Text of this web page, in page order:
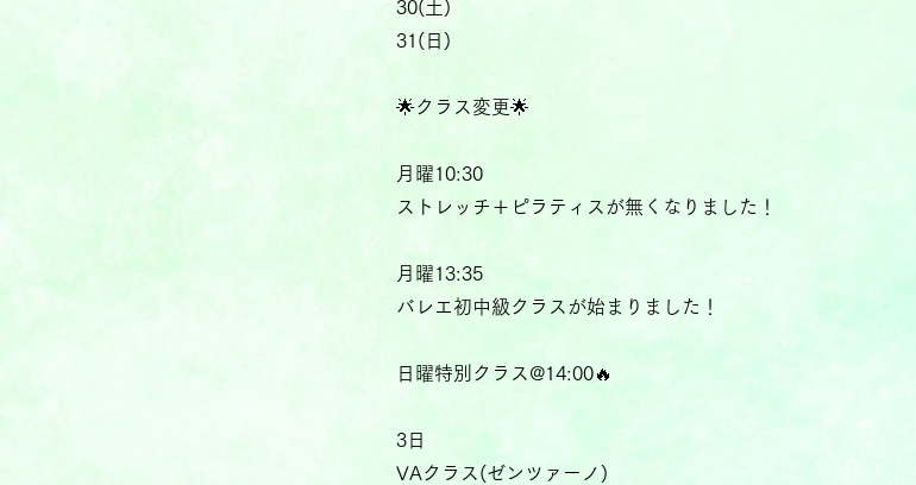
30(土)
31(日)
🌟クラス変更🌟
月曜10:30
ストレッチ＋ピラティスが無くなりました！
月曜13:35
バレエ初中級クラスが始まりました！
日曜特別クラス@14:00🔥
3日
VAクラス(ゼンツァーノ)